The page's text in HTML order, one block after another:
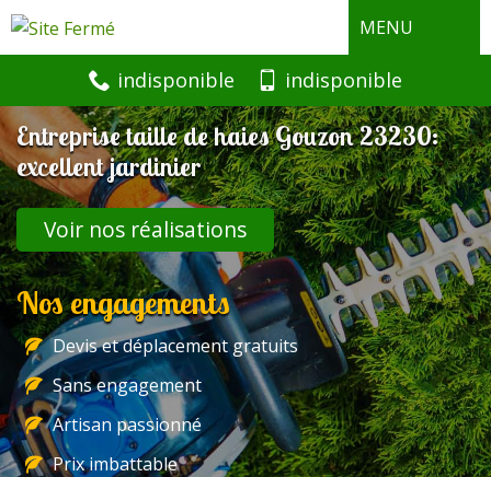
MENU
indisponible indisponible
Entreprise taille de haies Gouzon 23230:
excellent jardinier
Voir nos réalisations
Nos engagements
Devis et déplacement gratuits
Sans engagement
Artisan passionné
Prix imbattable